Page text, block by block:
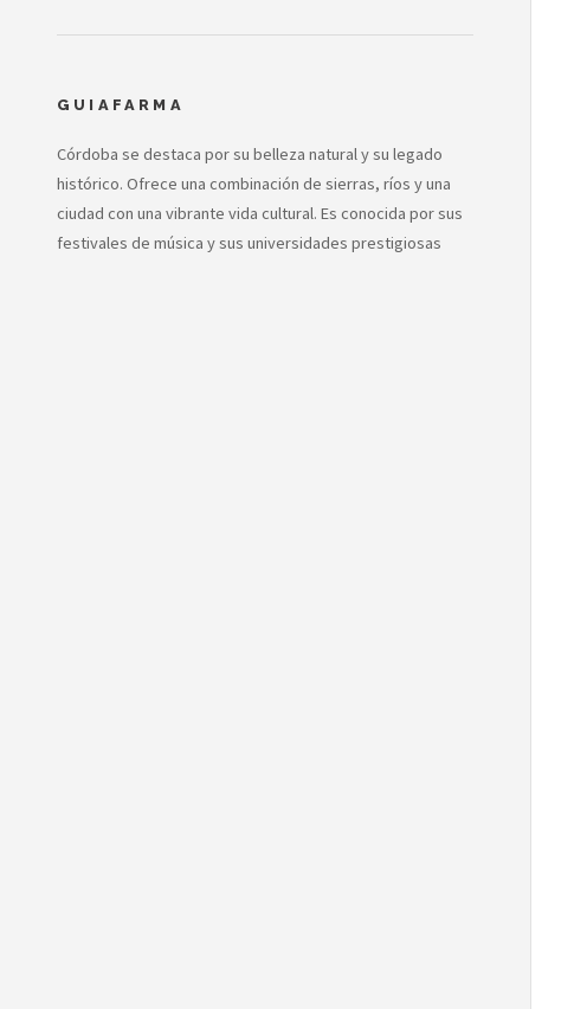
GUIAFARMA
Córdoba se destaca por su belleza natural y su legado
histórico. Ofrece una combinación de sierras, ríos y una
ciudad con una vibrante vida cultural. Es conocida por sus
festivales de música y sus universidades prestigiosas